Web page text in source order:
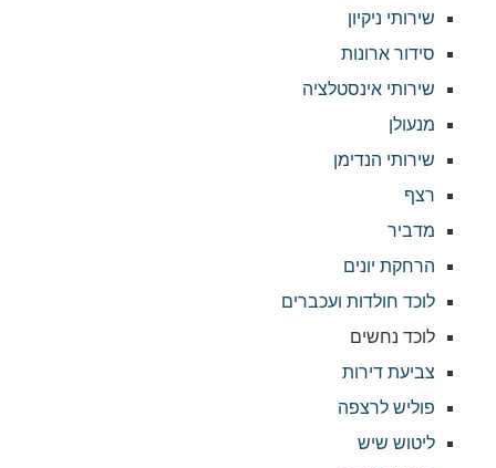
שירותי ניקיון
סידור ארונות
שירותי אינסטלציה
מנעולן
שירותי הנדימן
רצף
מדביר
הרחקת יונים
לוכד חולדות ועכברים
לוכד נחשים
צביעת דירות
פוליש לרצפה
ליטוש שיש